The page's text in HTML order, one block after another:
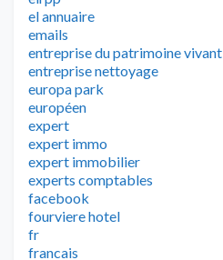
el annuaire
emails
entreprise du patrimoine vivant
entreprise nettoyage
europa park
européen
expert
expert immo
expert immobilier
experts comptables
facebook
fourviere hotel
fr
francais